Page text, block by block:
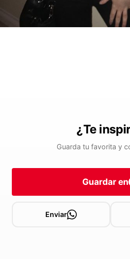
¿Te
Guarda tu favorita y
Guardar en
Enviar